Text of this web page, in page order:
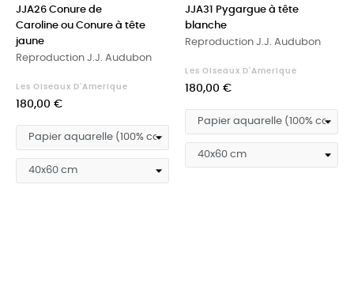
JJA26 Conure de
Caroline ou Conure à tête
jaune
Reproduction J.J. Audubon
Les Oiseaux D'Amerique
Prix
180,00 €
JJA31 Pygargue à tête
blanche
Reproduction J.J. Audubon
Les Oiseaux D'Amerique
Prix
180,00 €